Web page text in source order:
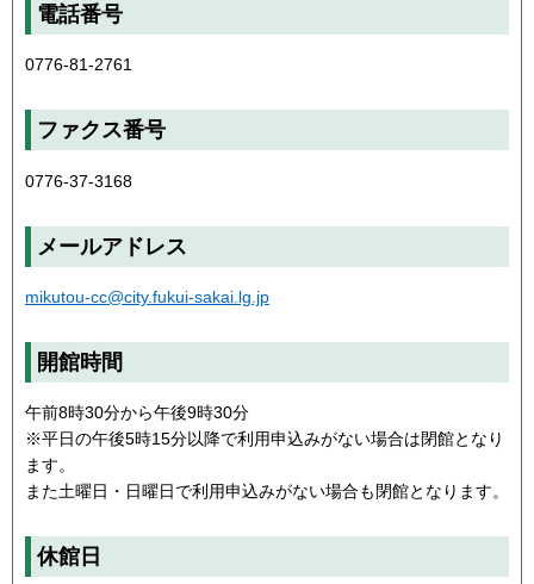
電話番号
0776-81-2761
ファクス番号
0776-37-3168
メールアドレス
mikutou-cc@city.fukui-sakai.lg.jp
開館時間
午前8時30分から午後9時30分
※平日の午後5時15分以降で利用申込みがない場合は閉館となり
ます。
また土曜日・日曜日で利用申込みがない場合も閉館となります。
休館日